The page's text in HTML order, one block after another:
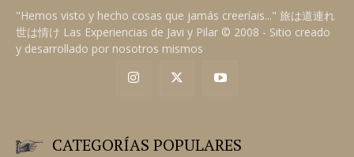
"Hemos visto y hecho cosas que jamás creeríais..." 旅は道連れ
世は情け Las Experiencias de Javi y Pilar © 2008 - Sitio creado
y desarrollado por nosotros mismos
CATEGORÍAS POPULARES